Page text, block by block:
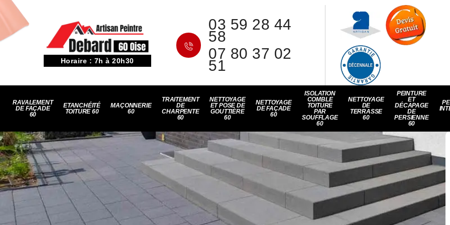
Horaire : 7h à 20h30
03 59 28 44
58
07 80 37 02
51
RAVALEMENT
DE FAÇADE
60
ETANCHÉITÉ
TOITURE 60
MAÇONNERIE
60
TRAITEMENT
DE
CHARPENTE
60
NETTOYAGE
ET POSE DE
GOUTTIÈRE
60
NETTOYAGE
DE FAÇADE
60
ISOLATION
COMBLE
TOITURE
PAR
SOUFFLAGE
60
NETTOYAGE
DE
TERRASSE
60
PEINTURE
ET
DÉCAPAGE
DE
PERSIENNE
60